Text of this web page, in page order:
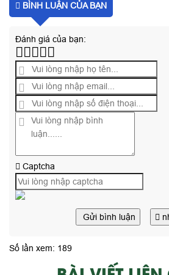
BÌNH LUẬN CỦA BẠN
Đánh giá của bạn:
Captcha
Gửi bình luận
Số lần xem: 189